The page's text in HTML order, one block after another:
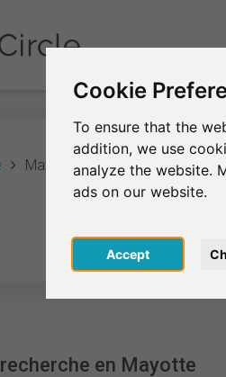
Cookie
To ensure that the
addition, we use
analyze the website.
ads on our website.
Accept
Mayotte
en Mayotte